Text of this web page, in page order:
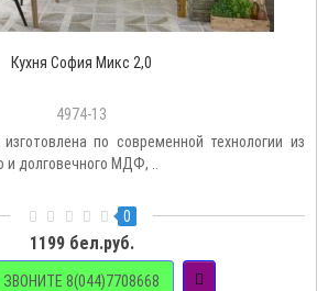
Кухня София Микс 2,0
4974-13
по современной технологии из
и долговечного МДФ, ..
0
1199 бел.руб.
ЗВОНИТЕ 8(044)7708668